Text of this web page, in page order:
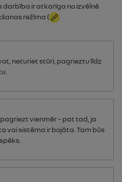
ir atkarīga no izvēlnē
režīma (
neturiet stūri, pagrieztu līdz
vienmēr – pat tad, ja
vai sistēma ir bojāta. Tam būs